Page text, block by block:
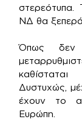
στερεότυπα.
ΝΔ θα
Όπως δεν
Δυστυχώς,
έχουν το
Ευρώπη.